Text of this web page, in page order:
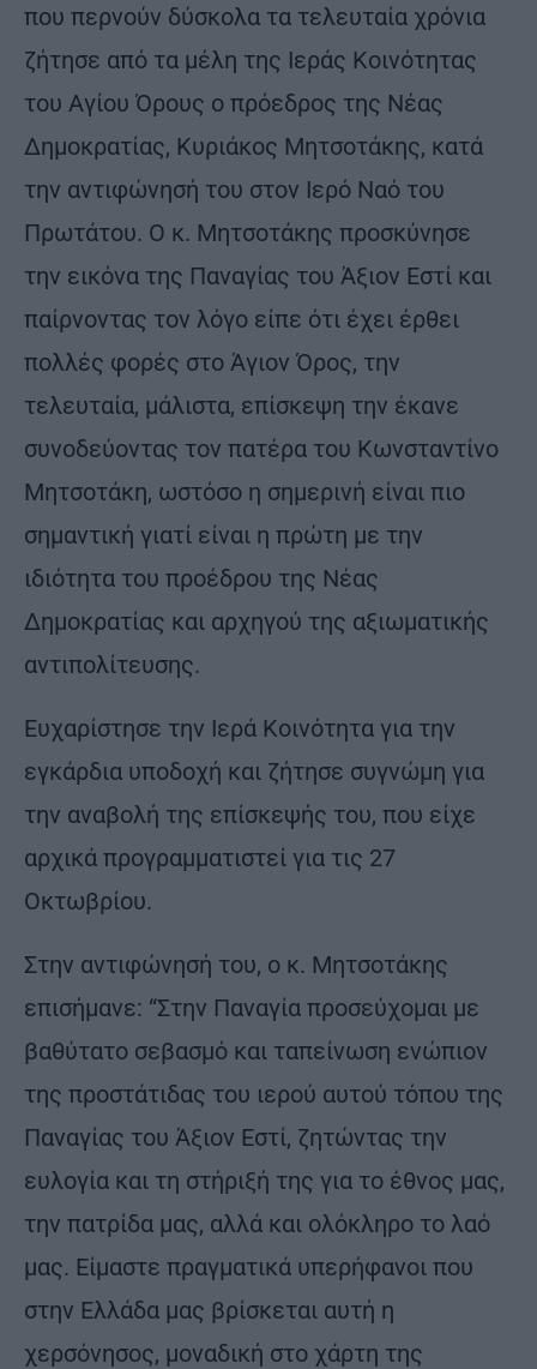
που περνούν δύσκολα τα τελευταία χρόνια
ζήτησε από τα μέλη της Ιεράς Κοινότητας
του Αγίου Όρους ο πρόεδρος της Νέας
Δημοκρατίας, Κυριάκος Μητσοτάκης, κατά
την αντιφώνησή του στον Ιερό Ναό του
Πρωτάτου. Ο κ. Μητσοτάκης προσκύνησε
την εικόνα της Παναγίας του Άξιον Εστί και
παίρνοντας τον λόγο είπε ότι έχει έρθει
πολλές φορές στο Άγιον Όρος, την
τελευταία, μάλιστα, επίσκεψη την έκανε
συνοδεύοντας τον πατέρα του Κωνσταντίνο
Μητσοτάκη, ωστόσο η σημερινή είναι πιο
σημαντική γιατί είναι η πρώτη με την
ιδιότητα του προέδρου της Νέας
Δημοκρατίας και αρχηγού της αξιωματικής
αντιπολίτευσης.
Ευχαρίστησε την Ιερά Κοινότητα για την
εγκάρδια υποδοχή και ζήτησε συγνώμη για
την αναβολή της επίσκεψής του, που είχε
αρχικά προγραμματιστεί για τις 27
Οκτωβρίου.
Στην αντιφώνησή του, ο κ. Μητσοτάκης
επισήμανε: “Στην Παναγία προσεύχομαι με
βαθύτατο σεβασμό και ταπείνωση ενώπιον
της προστάτιδας του ιερού αυτού τόπου της
Παναγίας του Άξιον Εστί, ζητώντας την
ευλογία και τη στήριξή της για το έθνος μας,
την πατρίδα μας, αλλά και ολόκληρο το λαό
μας. Είμαστε πραγματικά υπερήφανοι που
στην Ελλάδα μας βρίσκεται αυτή η
χερσόνησος, μοναδική στο χάρτη της